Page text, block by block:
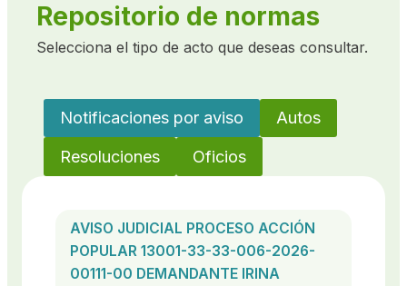
Repositorio de normas
Selecciona el tipo de acto que deseas consultar.
Notificaciones por aviso Autos
Resoluciones Oficios
AVISO JUDICIAL PROCESO ACCIÓN
POPULAR 13001-33-33-006-2026-
00111-00 DEMANDANTE IRINA